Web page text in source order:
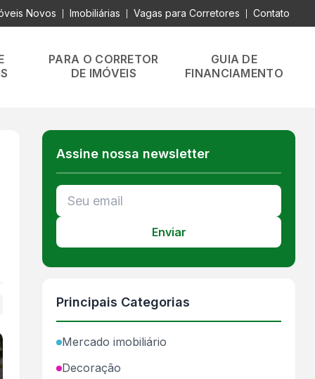
Novos Imobiliárias Vagas para Corretores Contato
PARA O CORRETOR
DE IMÓVEIS
GUIA DE
FINANCIAMENTO
Assine nossa newsletter
Enviar
Principais Categorias
Mercado imobiliário
Decoração